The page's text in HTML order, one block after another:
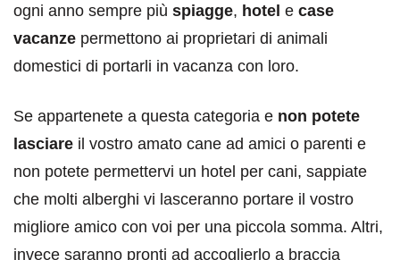
ogni anno sempre più spiagge, hotel e case
vacanze permettono ai proprietari di animali
domestici di portarli in vacanza con loro.
Se appartenete a questa categoria e non potete
lasciare il vostro amato cane ad amici o parenti e
non potete permettervi un hotel per cani, sappiate
che molti alberghi vi lasceranno portare il vostro
migliore amico con voi per una piccola somma. Altri,
invece saranno pronti ad accoglierlo a braccia